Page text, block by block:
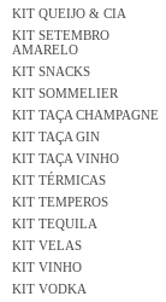
KIT QUEIJO & CIA
KIT SETEMBRO
AMARELO
KIT SNACKS
KIT SOMMELIER
KIT TAÇA CHAMPAGNE
KIT TAÇA GIN
KIT TAÇA VINHO
KIT TÉRMICAS
KIT TEMPEROS
KIT TEQUILA
KIT VELAS
KIT VINHO
KIT VODKA